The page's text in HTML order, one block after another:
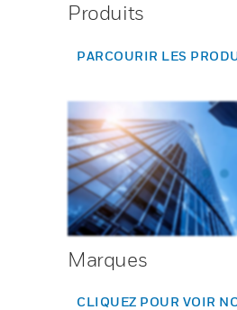
Produits
PARCOURIR LES
Marques
CLIQUEZ POUR VOIR